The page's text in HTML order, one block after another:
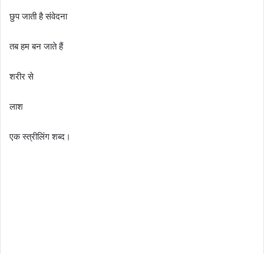
छुप जाती है संवेदना
तब हम बन जाते हैं
शरीर से
लाश
एक स्त्रीलिंग शब्द।